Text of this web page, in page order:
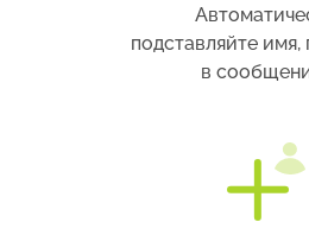
подставляйте имя,
в